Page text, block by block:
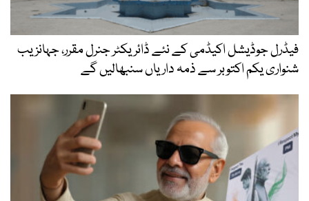
فیڈرل جوڈیشل اکیڈمی کے نئے ڈائریکٹر جنرل مقرر، جہانزیب
شنواری یکم اکتوبر سے ذمہ داریاں سنبھالیں گے